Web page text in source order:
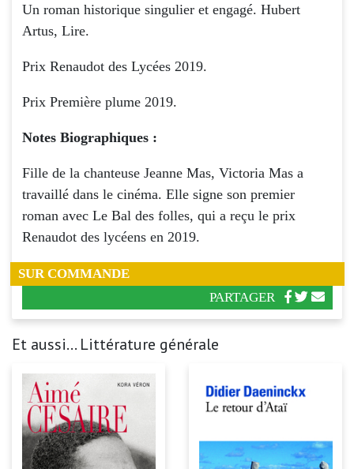
Un roman historique singulier et engagé. Hubert
Artus, Lire.
Prix Renaudot des Lycées 2019.
Prix Première plume 2019.
Notes Biographiques :
Fille de la chanteuse Jeanne Mas, Victoria Mas a
travaillé dans le cinéma. Elle signe son premier
roman avec Le Bal des folles, qui a reçu le prix
Renaudot des lycéens en 2019.
SUR COMMANDE
PARTAGER
Et aussi... Littérature générale